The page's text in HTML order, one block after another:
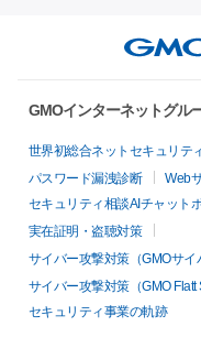
GMOインターネットグル
世界初総合ネットセキュリテ
パスワード漏洩診断
Web
セキュリティ相談AIチャット
実在証明・盗聴対策
サイバー攻撃対策（GMOサイ
サイバー攻撃対策（GMO Flatt
セキュリティ事業の軌跡